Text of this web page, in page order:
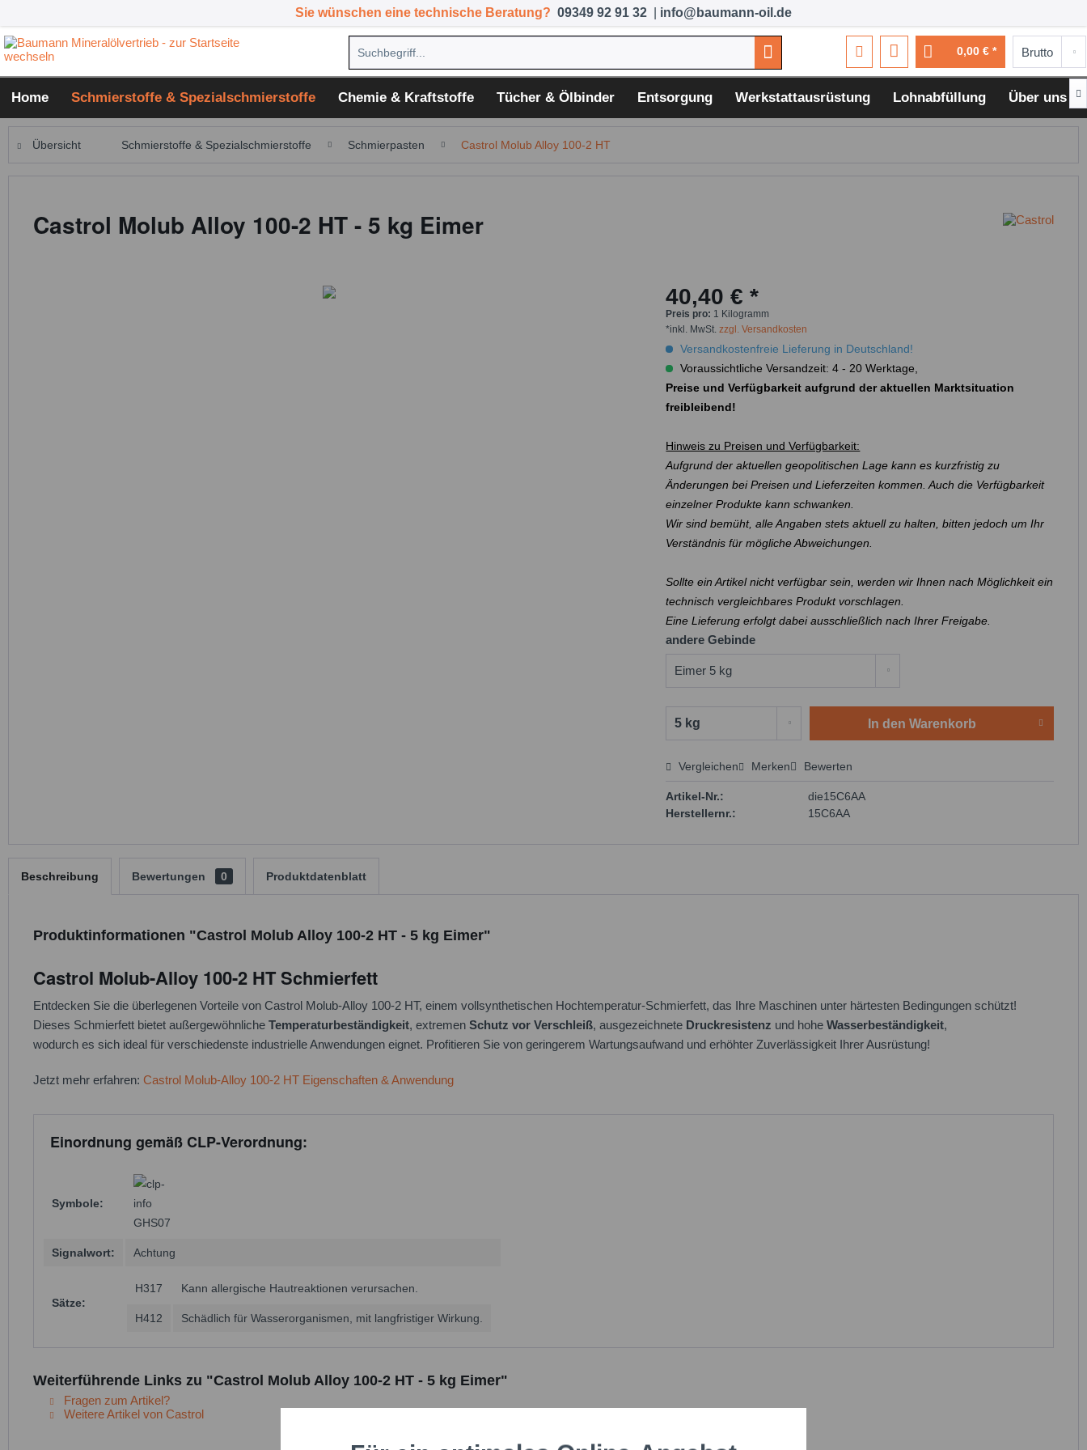
Sie wünschen eine technische Beratung? 09349 92 91 32 info@baumann-oil.de
0,00 € *
Home Schmierstoffe & Spezialschmierstoffe Chemie & Kraftstoffe Tücher & Ölbinder Entsorgung Werkstattausrüstung Lohnabfüllung Über uns 
Übersicht Schmierstoffe & Spezialschmierstoffe Schmierpasten Castrol Molub Alloy 100-2 HT
Castrol Molub Alloy 100-2 HT - 5 kg Eimer
40,40 € *
Preis pro: 1 Kilogramm
*inkl. MwSt.zzgl. Versandkosten
Versandkostenfreie Lieferung in Deutschland!
Voraussichtliche Versandzeit: 4 - 20 Werktage,
Preise und Verfügbarkeit aufgrund der aktuellen Marktsituation
freibleibend!
Hinweis zu Preisen und Verfügbarkeit:
Aufgrund der aktuellen geopolitischen Lage kann es kurzfristig zu
Änderungen bei Preisen und Lieferzeiten kommen. Auch die Verfügbarkeit
einzelner Produkte kann schwanken.
Wir sind bemüht, alle Angaben stets aktuell zu halten, bitten jedoch um Ihr
Verständnis für mögliche Abweichungen.
Sollte ein Artikel nicht verfügbar sein, werden wir Ihnen nach Möglichkeit ein
technisch vergleichbares Produkt vorschlagen.
Eine Lieferung erfolgt dabei ausschließlich nach Ihrer Freigabe.
andere Gebinde
In den Warenkorb
Preis anfragen
Vergleichen Merken Bewerten
Artikel-Nr.:
die15C6AA
Herstellernr.:
15C6AA
Beschreibung Bewertungen 0 Produktdatenblatt
Produktinformationen "Castrol Molub Alloy 100-2 HT - 5 kg Eimer"
Castrol Molub-Alloy 100-2 HT Schmierfett
Entdecken Sie die überlegenen Vorteile von Castrol Molub-Alloy 100-2 HT, einem vollsynthetischen Hochtemperatur-Schmierfett, das Ihre Maschinen unter härtesten Bedingungen schützt!
Dieses Schmierfett bietet außergewöhnliche Temperaturbeständigkeit, extremen Schutz vor Verschleiß, ausgezeichnete Druckresistenz und hohe Wasserbeständigkeit,
wodurch es sich ideal für verschiedenste industrielle Anwendungen eignet. Profitieren Sie von geringerem Wartungsaufwand und erhöhter Zuverlässigkeit Ihrer Ausrüstung!
Jetzt mehr erfahren: Castrol Molub-Alloy 100-2 HT Eigenschaften & Anwendung
Einordnung gemäß CLP-Verordnung:
Symbole:
GHS07
Signalwort: Achtung
Sätze:
H317 Kann allergische Hautreaktionen verursachen.
H412 Schädlich für Wasserorganismen, mit langfristiger Wirkung.
Weiterführende Links zu "Castrol Molub Alloy 100-2 HT - 5 kg Eimer"
Fragen zum Artikel?
Weitere Artikel von Castrol